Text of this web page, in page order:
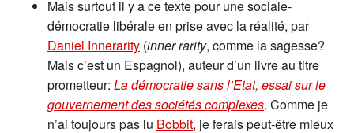
Mais surtout il y a ce texte pour une sociale-
démocratie libérale en prise avec la réalité, par
Daniel Innerarity (inner rarity, comme la sagesse?
Mais c’est un Espagnol), auteur d’un livre au titre
prometteur: La démocratie sans l’Etat, essai sur le
gouvernement des sociétés complexes. Comme je
n’ai toujours pas lu Bobbit, je ferais peut-être mieux